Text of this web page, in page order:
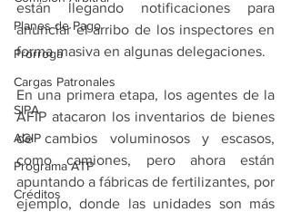
Planes de Pago
Prórroga
Cargas Patronales
SIPA
AGIP
Programa ATP
Créditos
están llegando notificaciones para
anunciar el arribo de los inspectores en
forma masiva en algunas delegaciones.
En una primera etapa, los agentes de la
AFIP atacaron los inventarios de bienes
de cambios voluminosos y escasos,
como camiones, pero ahora están
apuntando a fábricas de fertilizantes, por
ejemplo, donde las unidades son más